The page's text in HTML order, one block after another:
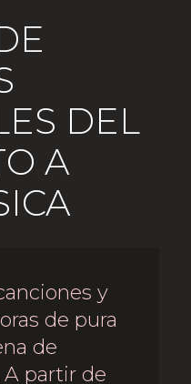
DEL
A
y
de pura
de
partir de